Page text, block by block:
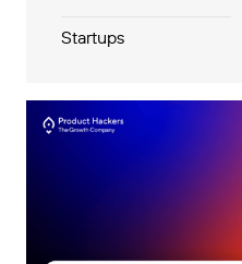
Startups